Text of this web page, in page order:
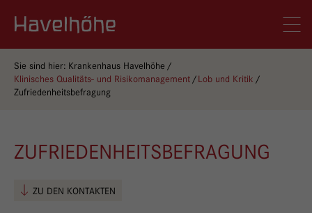
Sie sind hier: Krankenhaus Havelhöhe
Klinisches Qualitäts- und Risikomanagement
Lob und Kritik
Zufriedenheitsbefragung
ZUFRIEDENHEITSBEFRAGUNG
ZU DEN KONTAKTEN